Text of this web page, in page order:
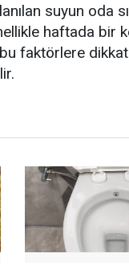
suyun oda
haftada bir
bu faktörlere